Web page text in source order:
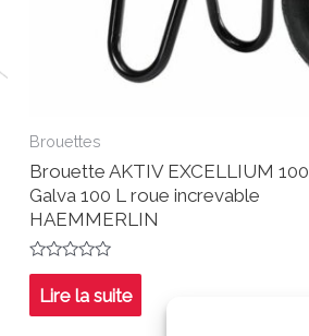
Brouettes
Brouette AKTIV EXCELLIUM 100
Galva 100 L roue increvable
HAEMMERLIN
Note
sur
5
Lire la suite